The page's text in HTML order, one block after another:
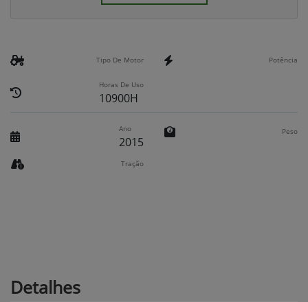
Tipo De Motor Potência
Horas De Uso
10900H
Ano
2015
Peso
Tração
Detalhes